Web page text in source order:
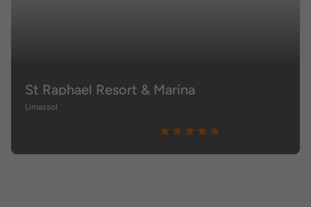
St Raphael Resort & Marina
Limassol